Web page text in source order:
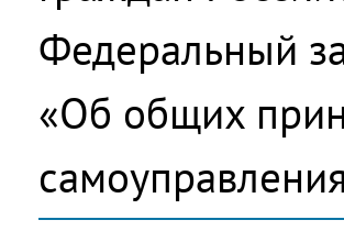
Федеральный
«Об общих